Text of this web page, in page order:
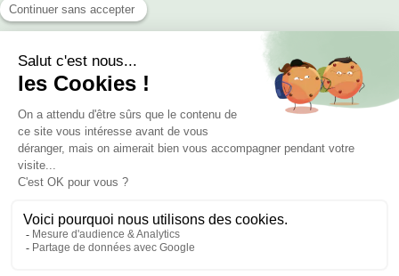
Horaires
Du lundi au vendredi de 10h à 18h
Le samedi sur rendez-vous, de 10h à 13h et de 14h à 18h
75017 Paris